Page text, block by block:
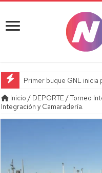
Primer buque GNL inicia
Inicio / DEPORTE/Torneo
Integración y Camaradería.